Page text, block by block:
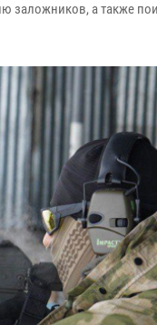
заложников, а также